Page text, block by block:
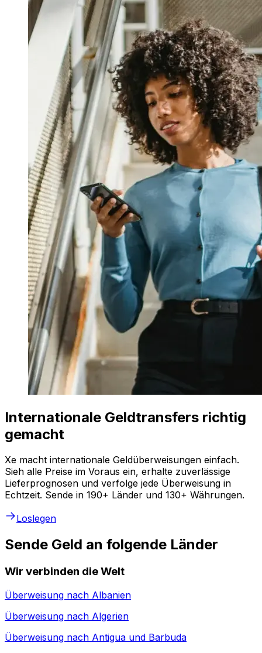
Internationale Geldtransfers richtig
gemacht
Xe macht internationale Geldüberweisungen einfach.
Sieh alle Preise im Voraus ein, erhalte zuverlässige
Lieferprognosen und verfolge jede Überweisung in
Echtzeit. Sende in 190+ Länder und 130+ Währungen.
Loslegen
Sende Geld an folgende Länder
Wir verbinden die Welt
Überweisung nach Albanien
Überweisung nach Algerien
Überweisung nach Antigua und Barbuda